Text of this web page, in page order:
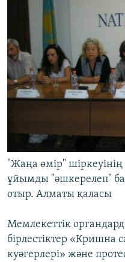
"Жаңа өмір"
ұйымды "әшкерелеп"
отыр. Алматы қаласы
Мемлекеттік
бірлестіктер «Кришна
куәгерлері» және